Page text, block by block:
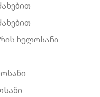
ხელოსანი